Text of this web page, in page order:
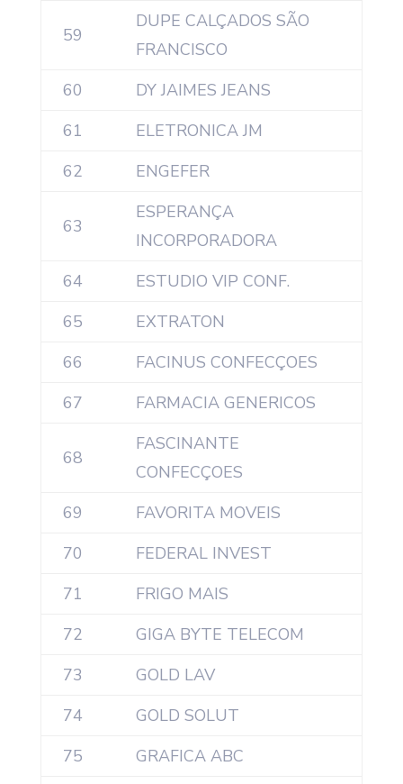
59
DUPE CALÇADOS SÃO
FRANCISCO
60
DY JAIMES JEANS
61
ELETRONICA JM
62
ENGEFER
63
ESPERANÇA
INCORPORADORA
64
ESTUDIO VIP CONF.
65
EXTRATON
66
FACINUS CONFECÇOES
67
FARMACIA GENERICOS
68
FASCINANTE
CONFECÇOES
69
FAVORITA MOVEIS
70
FEDERAL INVEST
71
FRIGO MAIS
72
GIGA BYTE TELECOM
73
GOLD LAV
74
GOLD SOLUT
75
GRAFICA ABC